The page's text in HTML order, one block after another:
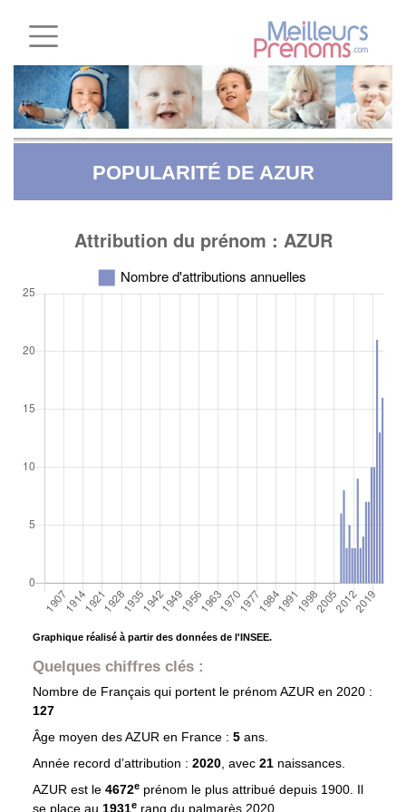
POPULARITÉ DE AZUR
Graphique réalisé à partir des données de l'INSEE.
Quelques chiffres clés :
Nombre de Français qui portent le prénom AZUR en 2020 :
127
Âge moyen desAZURen France : 5 ans.
Année record d’attribution : 2020, avec 21 naissances.
AZUR est le 4672eprénom le plus attribué depuis 1900. Il
se place au 1931e rang du palmarès 2020.